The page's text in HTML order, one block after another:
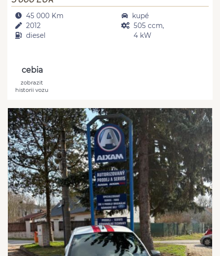
45 000 Km
2012
diesel
kupé
505 ccm,
4 kW
cebia
zobrazit
historii vozu